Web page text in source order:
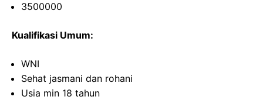
3500000
Kualifikasi Umum:
WNI
Sehat jasmani dan rohani
Usia min 18 tahun